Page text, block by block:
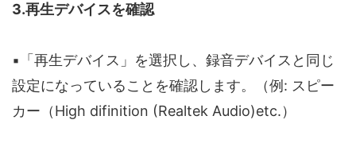
3.再生デバイスを確認
▪️「再生デバイス」を選択し、録音デバイスと同じ
設定になっていることを確認します。（例: スピー
カー（High difinition (Realtek Audio)etc.）